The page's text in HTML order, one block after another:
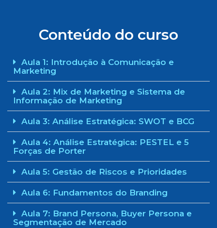
Conteúdo do curso
Aula 1: Introdução à Comunicação e
Marketing
Aula 2: Mix de Marketing e Sistema de
Informação de Marketing
Aula 3: Análise Estratégica: SWOT e BCG
Aula 4: Análise Estratégica: PESTEL e 5
Forças de Porter
Aula 5: Gestão de Riscos e Prioridades
Aula 6: Fundamentos do Branding
Aula 7: Brand Persona, Buyer Persona e
Segmentação de Mercado